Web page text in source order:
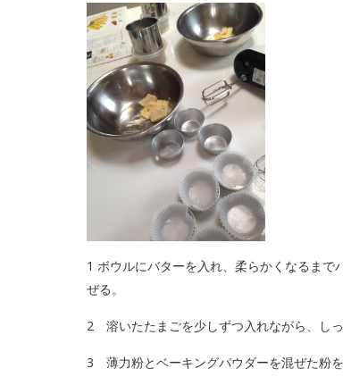
1 ボウルにバターを入れ、柔らかくなるま
ぜる。
2 溶いたたまごを少しずつ入れながら、しっ
3 薄力粉とベーキングパウダーを混ぜた粉を